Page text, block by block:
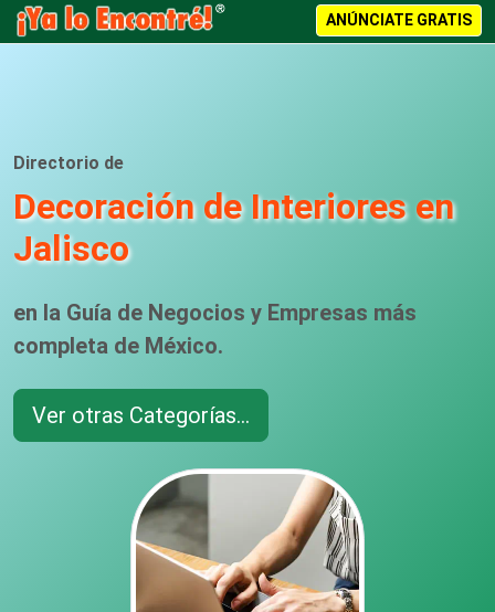
ANÚNCIATE GRATIS
Directorio de
Decoración de Interiores en
Jalisco
en la Guía de Negocios y Empresas más
completa de México.
Ver otras Categorías...